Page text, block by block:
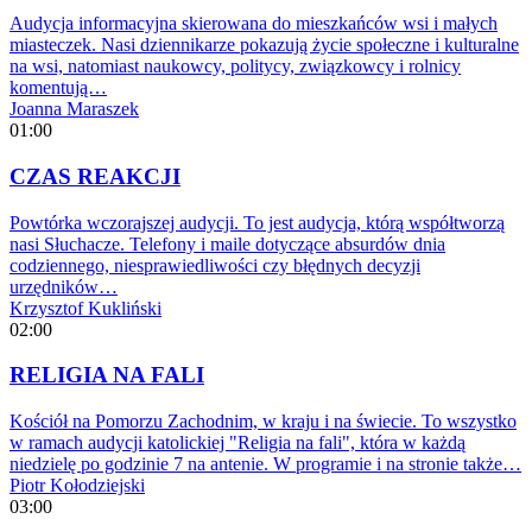
Audycja informacyjna skierowana do mieszkańców wsi i małych
miasteczek. Nasi dziennikarze pokazują życie społeczne i kulturalne
na wsi, natomiast naukowcy, politycy, związkowcy i rolnicy
komentują…
Joanna Maraszek
01:00
CZAS REAKCJI
Powtórka wczorajszej audycji. To jest audycja, którą współtworzą
nasi Słuchacze. Telefony i maile dotyczące absurdów dnia
codziennego, niesprawiedliwości czy błędnych decyzji
urzędników…
Krzysztof Kukliński
02:00
RELIGIA NA FALI
Kościół na Pomorzu Zachodnim, w kraju i na świecie. To wszystko
w ramach audycji katolickiej "Religia na fali", która w każdą
niedzielę po godzinie 7 na antenie. W programie i na stronie także…
Piotr Kołodziejski
03:00